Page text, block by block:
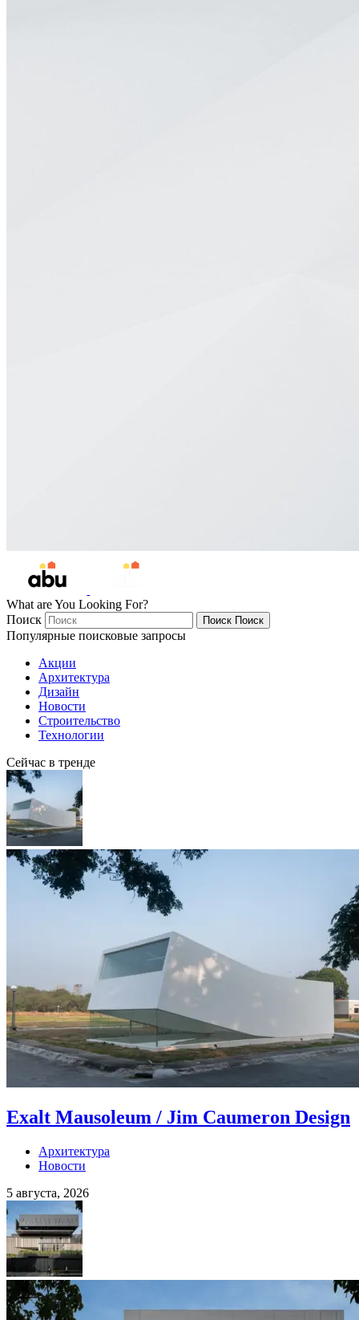
What are You Looking For?
Поиск
Поиск Поиск
Популярные поисковые запросы
Акции
Архитектура
Дизайн
Новости
Строительство
Технологии
Сейчас в тренде
Exalt Mausoleum / Jim Caumeron Design
Архитектура
Новости
5 августа, 2026